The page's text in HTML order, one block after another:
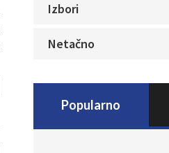
Izbori
Netačno
Popularno